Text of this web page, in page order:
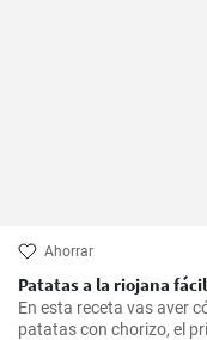
Ahorrar
Patatas a la riojana
En esta receta vas aver
patatas con chorizo, el